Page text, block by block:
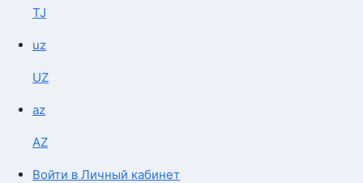
TJ
uz
UZ
az
AZ
Войти в Личный кабинет